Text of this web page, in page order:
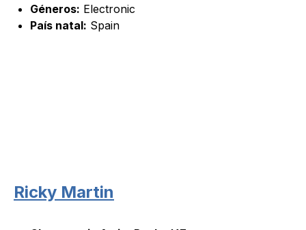
Géneros: Electronic
País natal: Spain
Ricky Martin